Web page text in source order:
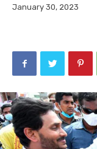
January 30, 2023